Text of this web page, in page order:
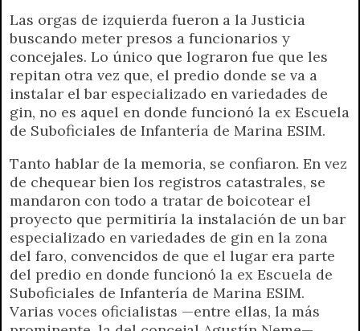
n
d
l
y
Las orgas de izquierda fueron a la Justicia
buscando meter presos a funcionarios y
concejales. Lo único que lograron fue que les
repitan otra vez que, el predio donde se va a
instalar el bar especializado en variedades de
gin, no es aquel en donde funcionó la ex Escuela
de Suboficiales de Infantería de Marina ESIM.
Tanto hablar de la memoria, se confiaron. En vez
de chequear bien los registros catastrales, se
mandaron con todo a tratar de boicotear el
proyecto que permitiría la instalación de un bar
especializado en variedades de gin en la zona
del faro, convencidos de que el lugar era parte
del predio en donde funcionó la ex Escuela de
Suboficiales de Infantería de Marina ESIM.
Varias voces oficialistas —entre ellas, la más